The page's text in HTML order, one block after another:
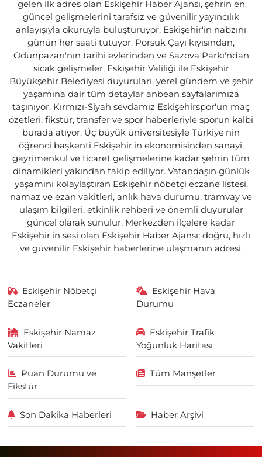
gelen ilk adres olan Eskişehir Haber Ajansı, şehrin en
güncel gelişmelerini tarafsız ve güvenilir yayıncılık
anlayışıyla okuruyla buluşturuyor; Eskişehir'in nabzını
günün her saati tutuyor. Porsuk Çayı kıyısından,
Odunpazarı'nın tarihi evlerinden ve Sazova Parkı'ndan
sıcak gelişmeler, Eskişehir Valiliği ile Eskişehir
Büyükşehir Belediyesi duyuruları, yerel gündem ve şehir
yaşamına dair tüm detaylar anbean sayfalarımıza
taşınıyor. Kırmızı-Siyah sevdamız Eskişehirspor'un maç
özetleri, fikstür, transfer ve spor haberleriyle sporun kalbi
burada atıyor. Üç büyük üniversitesiyle Türkiye'nin
öğrenci başkenti Eskişehir'in ekonomisinden sanayi,
gayrimenkul ve ticaret gelişmelerine kadar şehrin tüm
dinamikleri yakından takip ediliyor. Vatandaşın günlük
yaşamını kolaylaştıran Eskişehir nöbetçi eczane listesi,
namaz ve ezan vakitleri, anlık hava durumu, tramvay ve
ulaşım bilgileri, etkinlik rehberi ve önemli duyurular
güncel olarak sunulur. Merkezden ilçelere kadar
Eskişehir'in sesi olan Eskişehir Haber Ajansı; doğru, hızlı
ve güvenilir Eskişehir haberlerine ulaşmanın adresi.
Eskişehir Nöbetçi
Eczaneler
Eskişehir Hava
Durumu
Eskişehir Namaz
Vakitleri
Eskişehir Trafik
Yoğunluk Haritası
Puan Durumu ve
Fikstür
Tüm Manşetler
Son Dakika Haberleri Haber Arşivi